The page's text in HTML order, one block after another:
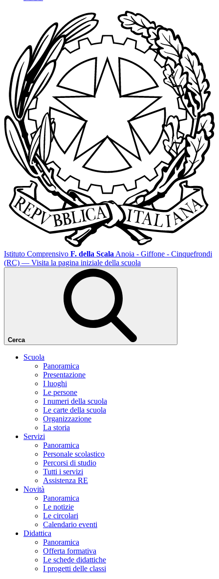
Istituto Comprensivo F. della Scala Anoia - Giffone - Cinquefrondi
(RC) — Visita la pagina iniziale della scuola
Cerca
Scuola
Panoramica
Presentazione
I luoghi
Le persone
I numeri della scuola
Le carte della scuola
Organizzazione
La storia
Servizi
Panoramica
Personale scolastico
Percorsi di studio
Tutti i servizi
Assistenza RE
Novità
Panoramica
Le notizie
Le circolari
Calendario eventi
Didattica
Panoramica
Offerta formativa
Le schede didattiche
I progetti delle classi